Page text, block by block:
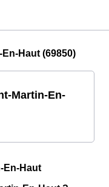
Haut (69850)
Martin-En-
En-Haut